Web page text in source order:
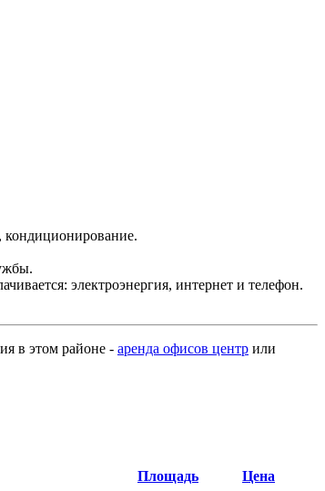
кондиционирование.
электроэнергия, интернет и телефон.
в этом районе - аренда офисов центр или
Площадь Цена